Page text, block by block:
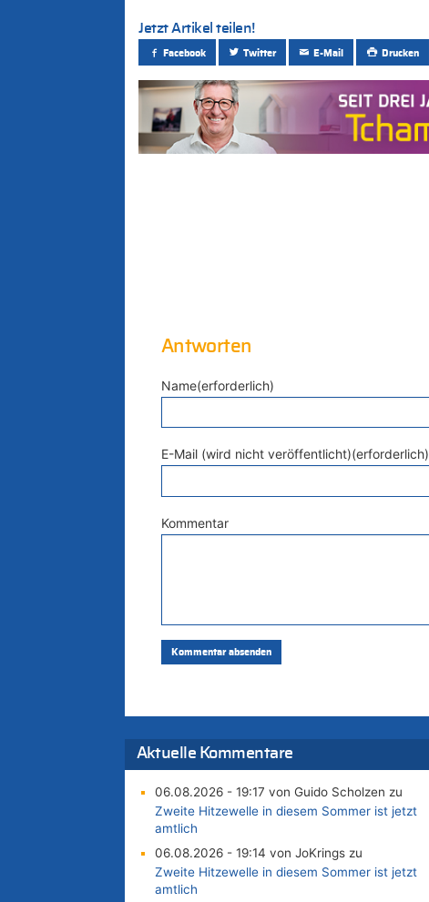
Jetzt Artikel teilen!
Facebook Twitter E-Mail Drucken
Antworten
Name(erforderlich)
E-Mail (wird nicht veröffentlicht)(erforderlich)
Kommentar
Aktuelle Kommentare
06.08.2026 - 19:17 von Guido Scholzen zu
Zweite Hitzewelle in diesem Sommer ist jetzt
amtlich
06.08.2026 - 19:14 von JoKrings zu
Zweite Hitzewelle in diesem Sommer ist jetzt
amtlich